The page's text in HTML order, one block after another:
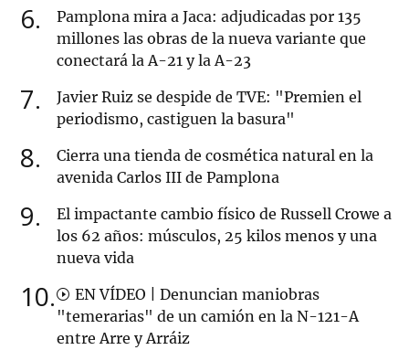
6
Pamplona mira a Jaca: adjudicadas por 135
millones las obras de la nueva variante que
conectará la A-21 y la A-23
7
Javier Ruiz se despide de TVE: "Premien el
periodismo, castiguen la basura"
8
Cierra una tienda de cosmética natural en la
avenida Carlos III de Pamplona
9
El impactante cambio físico de Russell Crowe a
los 62 años: músculos, 25 kilos menos y una
nueva vida
10
EN VÍDEO | Denuncian maniobras
"temerarias" de un camión en la N-121-A
entre Arre y Arráiz